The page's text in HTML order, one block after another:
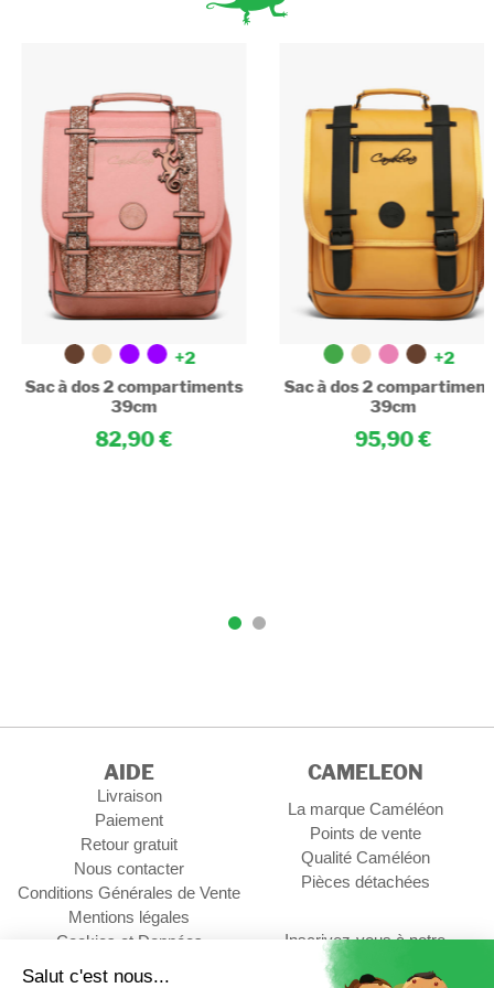
+2
Sac à dos 2 compartiments
39cm
82,90
+2
Sac à dos 2
39cm
95,90
AIDE
Livraison
Paiement
Retour gratuit
Nous contacter
Conditions Générales de Vente
Mentions légales
Cookies et Données
personnelles
CAMELEON
La marque Caméléon
Points de vente
Qualité Caméléon
Pièces détachées
Inscrivez-vous à notre
newsletter